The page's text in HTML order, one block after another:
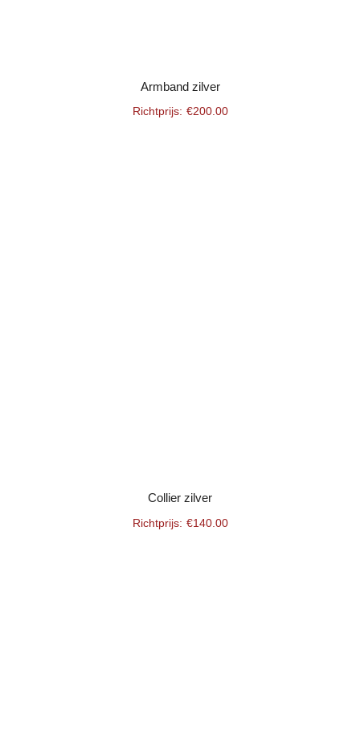
Armband zilver
€200.00
Collier zilver
€140.00